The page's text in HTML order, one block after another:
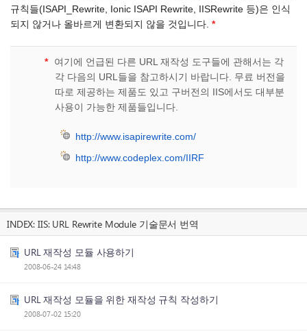
규칙들(ISAPI_Rewrite, Ionic ISAPI Rewrite, IISRewrite 등)은 인식
되지 않거나 올바르게 변환되지 않을 것입니다. *
*
여기에 언급된 다른 URL 재작성 도구들에 관해서는 각
각 다음의 URL들을 참고하시기 바랍니다. 무료 버전을
따로 제공하는 제품도 있고 구버전의 IIS에서도 대부분
사용이 가능한 제품들입니다.
http://www.isapirewrite.com/
http://www.codeplex.com/IIRF
INDEX:IIS: URL Rewrite Module 기술문서 번역
URL 재작성 모듈 사용하기
2008-06-24 14:48
URL 재작성 모듈을 위한 재작성 규칙 작성하기
2008-07-02 15:20